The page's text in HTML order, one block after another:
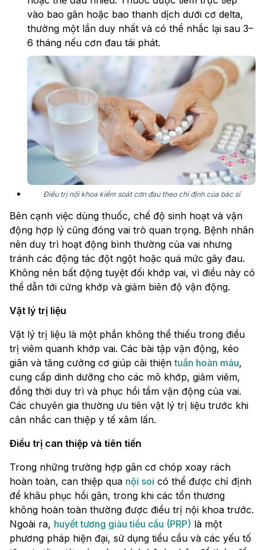
vào bao gân hoặc bao thanh dịch dưới cơ delta,
thường một lần duy nhất và có thể nhắc lại sau 3–
6 tháng nếu cơn đau tái phát.
Điều trị nội khoa kiểm soát cơn đau theo chỉ định của bác sĩ
Bên cạnh việc dùng thuốc, chế độ sinh hoạt và vận
động hợp lý cũng đóng vai trò quan trọng. Bệnh nhân
nên duy trì hoạt động bình thường của vai nhưng
tránh các động tác đột ngột hoặc quá mức gây đau.
Không nên bất động tuyệt đối khớp vai, vì điều này có
thể dẫn tới cứng khớp và giảm biên độ vận động.
Vật lý trị liệu
Vật lý trị liệu là một phần không thể thiếu trong điều
trị viêm quanh khớp vai. Các bài tập vận động, kéo
giãn và tăng cường cơ giúp cải thiệntuần hoàn máu,
cung cấp dinh dưỡng cho các mô khớp, giảm viêm,
đồng thời duy trì và phục hồi tầm vận động của vai.
Các chuyên gia thường ưu tiên vật lý trị liệu trước khi
cân nhắc can thiệp y tế xâm lấn.
Điều trị can thiệp và tiên tiến
Trong những trường hợp gân cơ chóp xoay rách
hoàn toàn, can thiệp qua nội soi có thể được chỉ định
để khâu phục hồi gân, trong khi các tổn thương
không hoàn toàn thường được điều trị nội khoa trước.
Ngoài ra, huyết tương giàu tiểu cầu (PRP) là một
phương pháp hiện đại, sử dụng tiểu cầu và các yếu tố